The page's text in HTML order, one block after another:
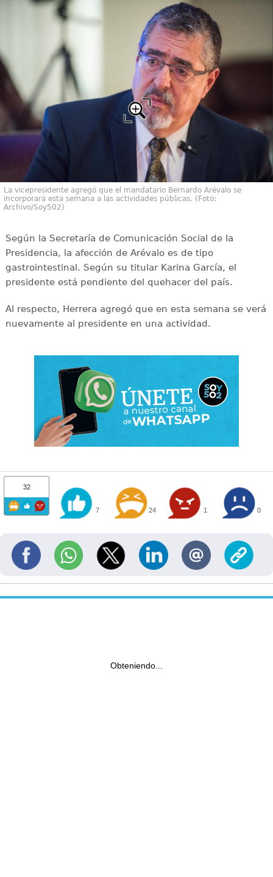
La vicepresidente agregó que el mandatario Bernardo Arévalo se
incorporará esta semana a las actividades públicas. (Foto:
Archivo/Soy502)
Según la Secretaría de Comunicación Social de la
Presidencia, la afección de Arévalo es de tipo
gastrointestinal. Según su titular Karina García, el
presidente está pendiente del quehacer del país.
Al respecto, Herrera agregó que en esta semana se verá
nuevamente al presidente en una actividad.
32
7 24 1 0
Obteniendo...